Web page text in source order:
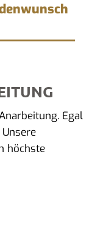
Egal
höchste